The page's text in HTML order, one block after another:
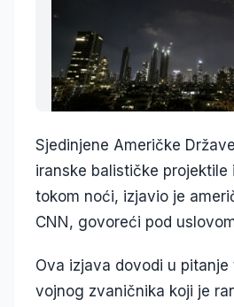
Sjedinjene Američke
iranske balističke projektile
tokom noći, izjavio je
CNN, govoreći pod
Ova izjava dovodi u
vojnog zvaničnika koji je